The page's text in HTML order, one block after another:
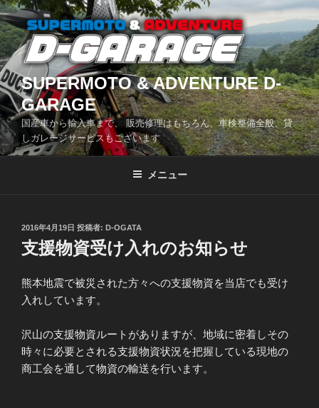
コ
ン
テ
ン
ツ
へ
ス
キ
ッ
SUPERMOTO & ADVENTURE D-
GARAGE
国産車から輸入車まで、 販売修理はもちろん、車検整備全般、貸
しガレージサービスもございます
メニュー
投
稿
日:
2016年4月19日 投稿者: D-OGATA
支援物資受け入れのお知らせ
熊本地震で被災された方々への支援物資を当店でも受け
入れしています。
沢山の支援物資ルートがありますが、地域に密着しその
時々に必要とされる支援物資状況を把握している現地の
商工会を通して物資の輸送を行います。